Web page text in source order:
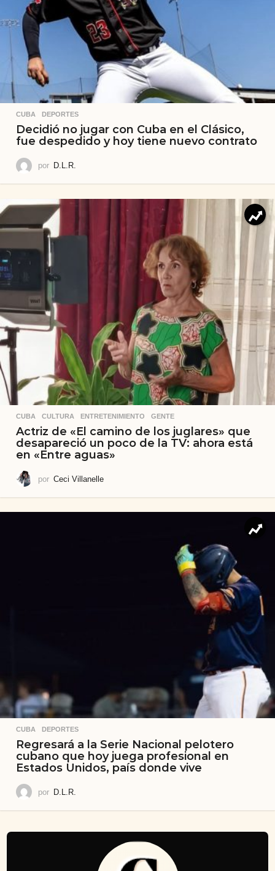
CUBA ,DEPORTES
Decidió no jugar con Cuba en el Clásico,
fue despedido y hoy tiene nuevo contrato
por D.L.R.
CUBA ,CULTURA ,ENTRETENIMIENTO ,GENTE
Actriz de «El camino de los juglares» que
desapareció un poco de la TV: ahora está
en «Entre aguas»
por Ceci Villanelle
CUBA ,DEPORTES
Regresará a la Serie Nacional pelotero
cubano que hoy juega profesional en
Estados Unidos, país donde vive
por D.L.R.